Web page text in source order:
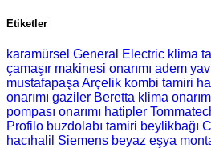
Etiketler
karamürsel General Electric klima
çamaşır makinesi onarımı adem
mustafapaşa Arçelik kombi tamiri
onarımı gaziler Beretta klima
pompası onarımı hatipler Tommatech
Profilo buzdolabı tamiri beylikbağı
hacıhalil Siemens beyaz eşya